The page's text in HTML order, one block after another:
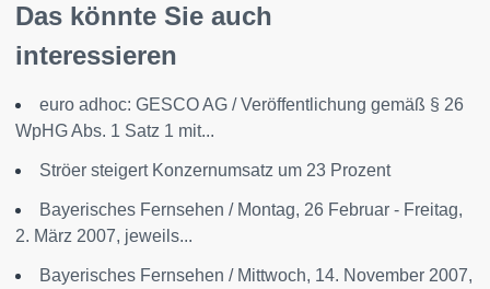
Das könnte Sie auch
interessieren
euro adhoc: GESCO AG / Veröffentlichung gemäß § 26
WpHG Abs. 1 Satz 1 mit...
Ströer steigert Konzernumsatz um 23 Prozent
Bayerisches Fernsehen / Montag, 26 Februar - Freitag,
2. März 2007, jeweils...
Bayerisches Fernsehen / Mittwoch, 14. November 2007,